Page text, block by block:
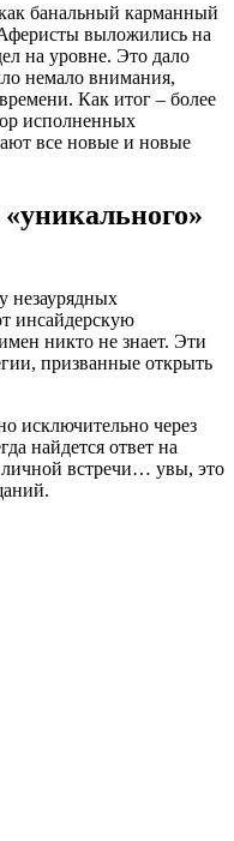
банальный карманный
выложились на
на уровне. Это дало
немало внимания,
Как итог – более
исполненных
все новые и новые
незаурядных
инсайдерскую
никто не знает. Эти
призванные открыть
исключительно через
найдется ответ на
встречи… увы, это